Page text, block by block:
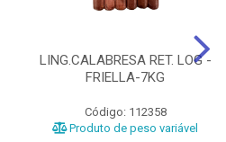
LING.CALABRESA RET. LOG -
FRIELLA-7KG
Código: 112358
Produto de peso variável